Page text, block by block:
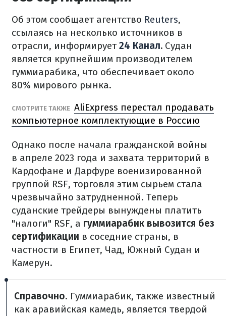
Об этом сообщает агентство Reuters,
ссылаясь на несколько источников в
отрасли, информирует 24 Канал. Судан
является крупнейшим производителем
гуммиарабика, что обеспечивает около
80% мирового рынка.
СМОТРИТЕ ТАКЖЕ AliExpress перестал продавать
компьютерное комплектующие в Россию
Однако после начала гражданской войны
в апреле 2023 года и захвата территорий в
Кардофане и Дарфуре военизированной
группой RSF, торговля этим сырьем стала
чрезвычайно затрудненной. Теперь
суданские трейдеры вынуждены платить
"налоги" RSF, а гуммиарабик вывозится без
сертификации в соседние страны, в
частности в Египет, Чад, Южный Судан и
Камерун.
Справочно. Гуммиарабик, также известный
как аравийская камедь, является твердой